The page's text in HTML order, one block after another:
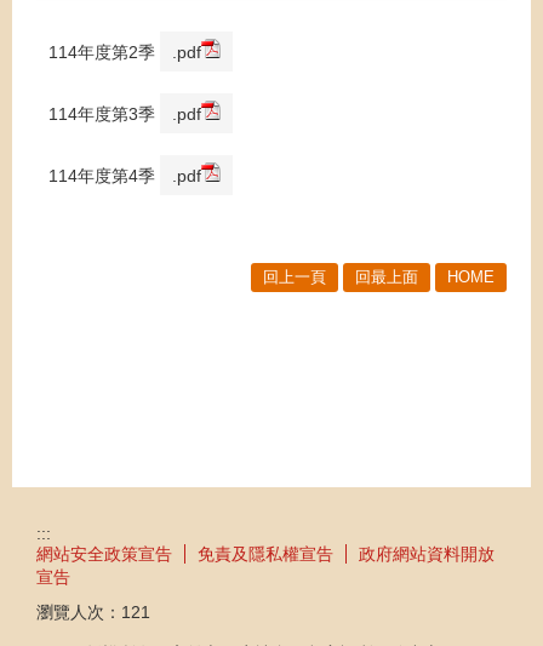
114年度第2季 .pdf
114年度第3季 .pdf
114年度第4季 .pdf
回上一頁 回最上面 HOME
:::
網站安全政策宣告
免責及隱私權宣告
政府網站資料開放
宣告
瀏覽人次： 121